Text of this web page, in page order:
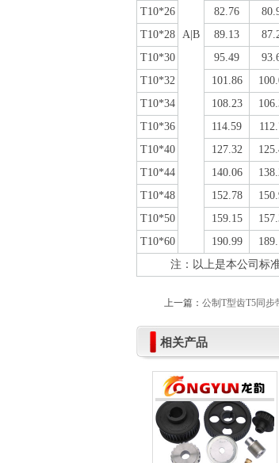
A|B
T10*26
82.76
T10*28
89.13
T10*30
95.49
T10*32
101.86
T10*34
108.23
T10*36
114.59
T10*40
127.32
T10*44
140.06
T10*48
152.78
T10*50
159.15
T10*60
190.99
注：以上是本公司标
上一篇： 公制T型齿T5同步
相关产品